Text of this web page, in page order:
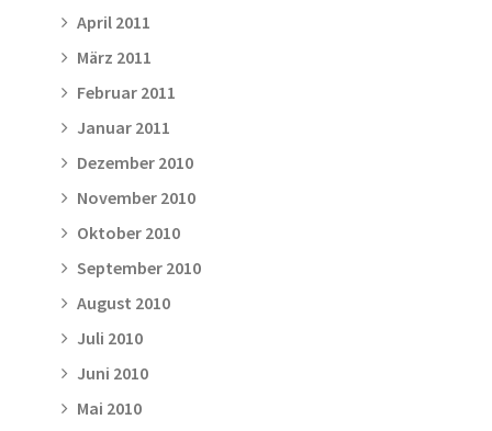
April 2011
März 2011
Februar 2011
Januar 2011
Dezember 2010
November 2010
Oktober 2010
September 2010
August 2010
Juli 2010
Juni 2010
Mai 2010